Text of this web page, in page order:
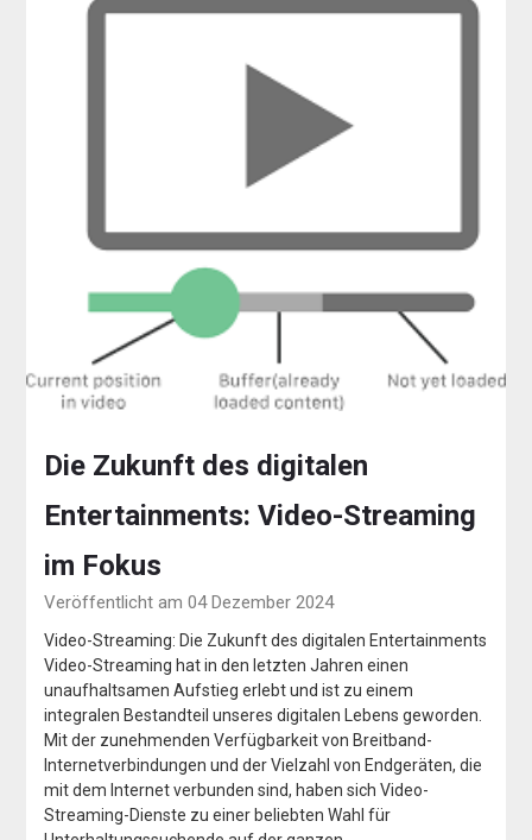
Die Zukunft des digitalen
Entertainments: Video-Streaming
im Fokus
Veröffentlicht am 04 Dezember 2024
Video-Streaming: Die Zukunft des digitalen Entertainments
Video-Streaming hat in den letzten Jahren einen
unaufhaltsamen Aufstieg erlebt und ist zu einem
integralen Bestandteil unseres digitalen Lebens geworden.
Mit der zunehmenden Verfügbarkeit von Breitband-
Internetverbindungen und der Vielzahl von Endgeräten, die
mit dem Internet verbunden sind, haben sich Video-
Streaming-Dienste zu einer beliebten Wahl für